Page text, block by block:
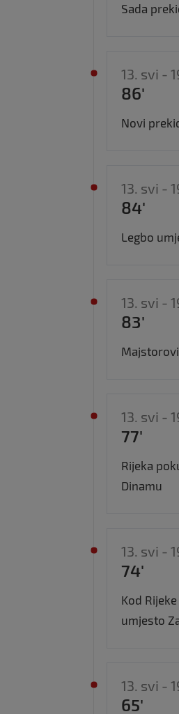
Sada
13. svi -
86'
Novi
13. svi -
84'
Legbo
13. svi -
83'
13. svi -
77'
Rijeka
Dinamu
13. svi -
74'
Kod
umjesto
13. svi -
65'